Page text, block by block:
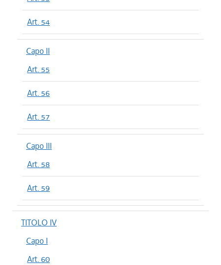
Art. 54
Capo II
Art. 55
Art. 56
Art. 57
Capo III
Art. 58
Art. 59
TITOLO IV
Capo I
Art. 60